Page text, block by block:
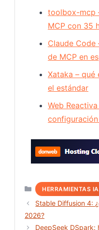
toolbox-mcp
MCP con 35
Claude
de MCP en
Xataka – qué
el estándar
Web
Categorías
HERRAMIENTAS IA
Stable Diffusion 4:
2026?
DeepSeek DSpark: